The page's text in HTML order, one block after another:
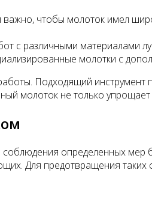
важно, чтобы молоток имел
с различными материалами
молотки с
Подходящий
молоток не только
определенных
Для предотвращения